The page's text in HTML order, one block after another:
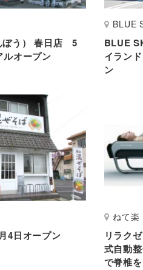
ぼう） 春日店 5
ルオープン
BLUE
BLUE
イラン
ン
4日オープン
ねて楽
リラク
式自動
で脊椎